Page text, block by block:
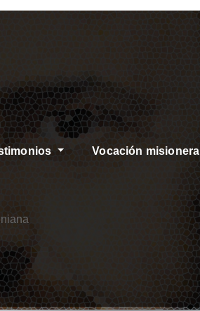
Vocación misionera